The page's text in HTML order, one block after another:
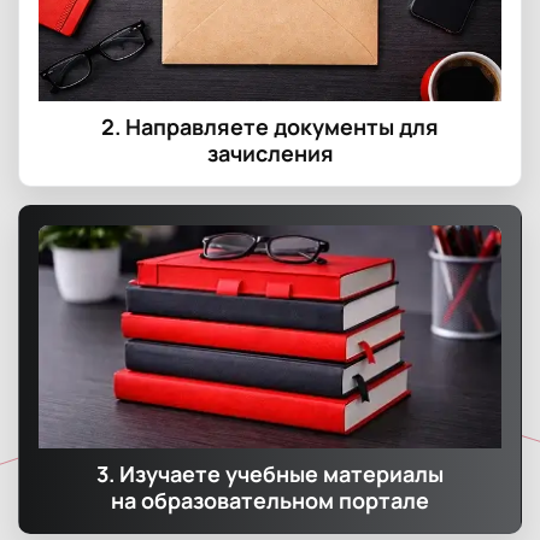
штрафов
Работа в юридических фирмах или частная
практика
Карьерный путь
Карьерный путь — один из самых быстрых в
бухгалтерии.
Ступень 1 (0–1 год):Стажер / помощник
бухгалтера
Функции: ввод первички, сканирование
документов, отправка отчетности по ЭДО
Зарплата: 25 000 – 35 000 ₽
Обучение: наставник + курсы
переподготовки 250-670 часов
Ступень 2 (1–2 года):Бухгалтер на участке
(1-2 компании)
Функции: банк, касса, зарплата, первичка
Зарплата: 40 000 – 60 000 ₽
Требования: знание 1С и основ
2. Направляете документы для
зачисления
3. Изучаете учебные материалы
на образовательном портале